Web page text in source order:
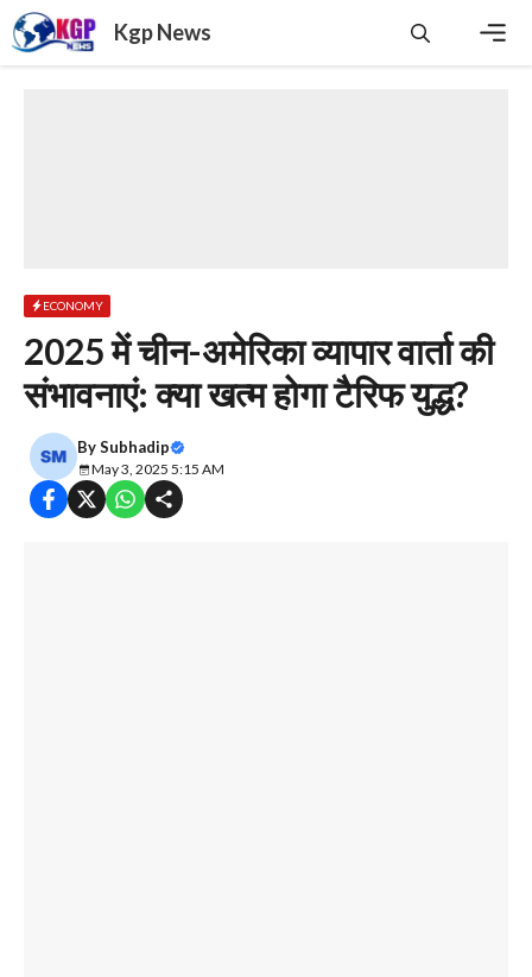
Skip
to
content
Kgp News
ECONOMY
2025 में चीन-अमेरिका व्यापार वार्ता की
संभावनाएं: क्या खत्म होगा टैरिफ युद्ध?
BySubhadip
May 3, 2025 5:15 AM